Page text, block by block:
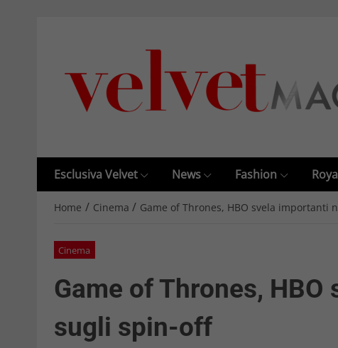
Esclusiva Velvet News Fashion
Home / Cinema / Game of Thrones, HBO svela importanti
Cinema
Game of Thrones,
sugli spin-off